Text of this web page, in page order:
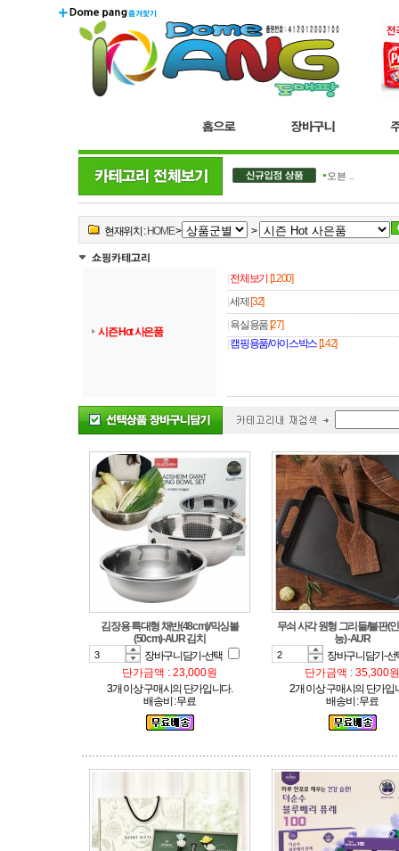
더블.. 오븐 ..
현재위치 : HOME> >
시즌 Hot 사은품
전체보기 [1200]
세제 [32]
욕실용품 [27]
캠핑용품/아이스박스 [142]
(50cm)-AUR 김치
장바구니담기-선택
단가금액 : 23,000원
3개 이상 구매시의 단가입니다.
배송비 : 무료
능) -AUR
장바구니담기-
단가금액 : 35,300원
2개 이상 구매시의 단가입
배송비 : 무료